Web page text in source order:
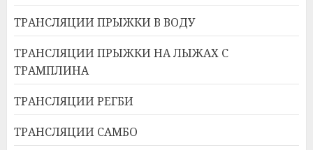
ТРАНСЛЯЦИИ ПРЫЖКИ В ВОДУ
ТРАНСЛЯЦИИ ПРЫЖКИ НА ЛЫЖАХ С
ТРАМПЛИНА
ТРАНСЛЯЦИИ РЕГБИ
ТРАНСЛЯЦИИ САМБО